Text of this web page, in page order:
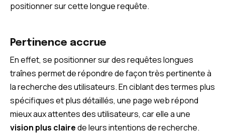
positionner sur cette longue requête.
Pertinence accrue
En effet, se positionner sur des requêtes longues
traînes permet de répondre de façon très pertinente à
la recherche des utilisateurs. En ciblant des termes plus
spécifiques et plus détaillés, une page web répond
mieux aux attentes des utilisateurs, car elle a une
vision plus clairede leurs intentions de recherche.